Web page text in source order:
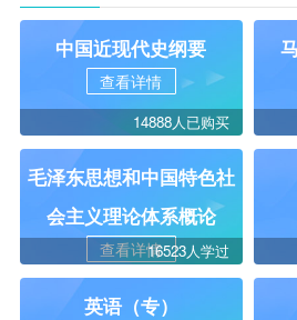
中国近现代史纲要
查看详情
14888人已购买
毛泽东思想和中国特色社
会主义理论体系概论
查看详情16523人学过
英语（专）